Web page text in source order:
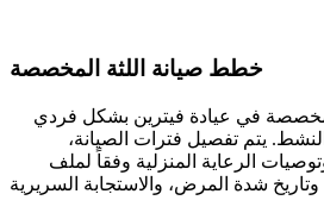
خطط صيانة اللثة المخصصة
في عيادة فيترين بشكل فردي
يتم تفصيل فترات الصيانة،
الرعاية المنزلية وفقاً لملف
شدة المرض، والاستجابة السريرية